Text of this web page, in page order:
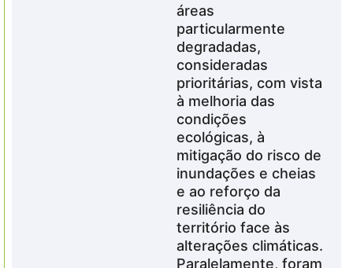
áreas
particularmente
degradadas,
consideradas
prioritárias, com vista
à melhoria das
condições
ecológicas, à
mitigação do risco de
inundações e cheias
e ao reforço da
resiliência do
território face às
alterações climáticas.
Paralelamente, foram